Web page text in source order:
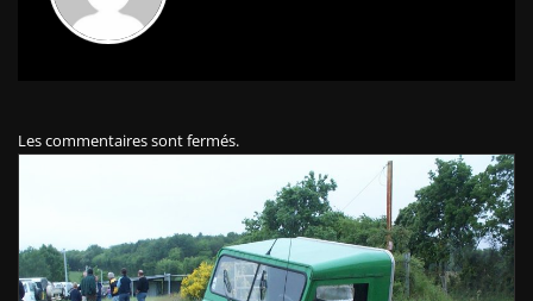
Les commentaires sont fermés.